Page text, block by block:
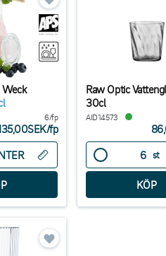
Weck
6/fp
/fp
Raw Optic
30cl
AID14573
st